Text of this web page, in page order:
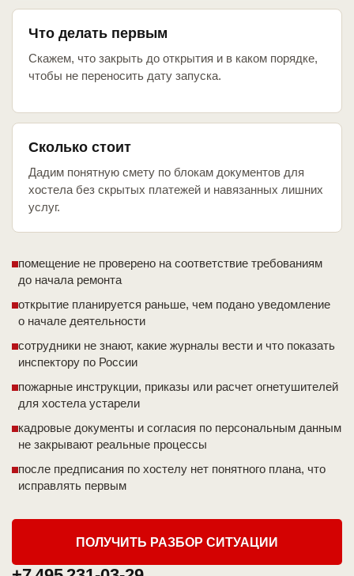
Что делать первым
Скажем, что закрыть до открытия и в каком порядке,
чтобы не переносить дату запуска.
Сколько стоит
Дадим понятную смету по блокам документов для
хостела без скрытых платежей и навязанных лишних
услуг.
помещение не проверено на соответствие требованиям
до начала ремонта
открытие планируется раньше, чем подано уведомление
о начале деятельности
сотрудники не знают, какие журналы вести и что показать
инспектору по России
пожарные инструкции, приказы или расчет огнетушителей
для хостела устарели
кадровые документы и согласия по персональным данным
не закрывают реальные процессы
после предписания по хостелу нет понятного плана, что
исправлять первым
ПОЛУЧИТЬ РАЗБОР СИТУАЦИИ